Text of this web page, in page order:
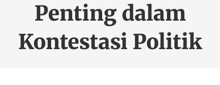
Penting dalam
Kontestasi Politik